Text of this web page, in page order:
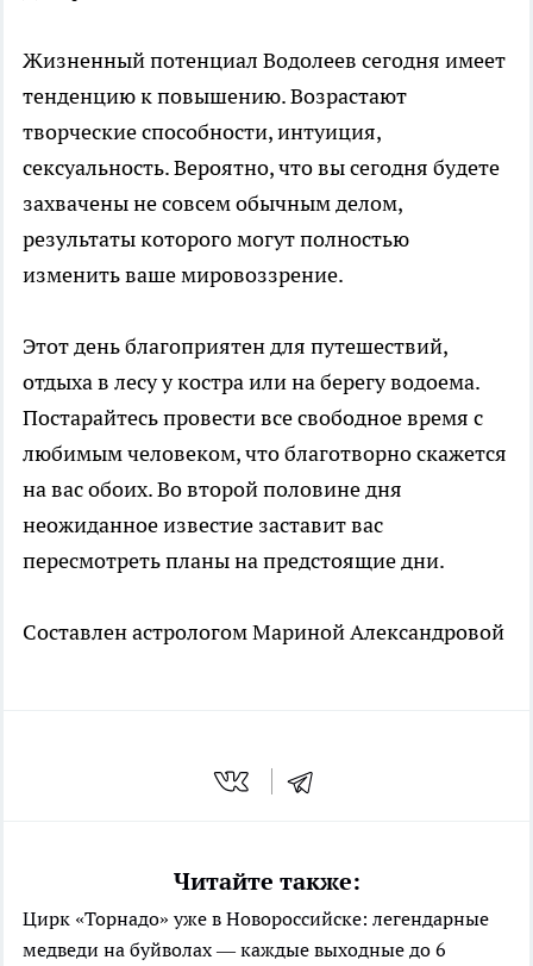
Жизненный потенциал Водолеев сегодня имеет
тенденцию к повышению. Возрастают
творческие способности, интуиция,
сексуальность. Вероятно, что вы сегодня будете
захвачены не совсем обычным делом,
результаты которого могут полностью
изменить ваше мировоззрение.
Этот день благоприятен для путешествий,
отдыха в лесу у костра или на берегу водоема.
Постарайтесь провести все свободное время с
любимым человеком, что благотворно скажется
на вас обоих. Во второй половине дня
неожиданное известие заставит вас
пересмотреть планы на предстоящие дни.
Составлен астрологом Мариной Александровой
Читайте также:
Цирк «Торнадо» уже в Новороссийске: легендарные
медведи на буйволах — каждые выходные до 6